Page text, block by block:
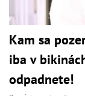
Kam sa
iba v
odpadnete!